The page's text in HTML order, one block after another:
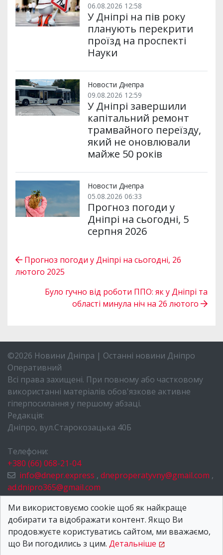
06.08.2026 12:58
У Дніпрі на пів року
планують перекрити
проїзд на проспекті
Науки
Новости Днепра
09.08.2026 12:59
У Дніпрі завершили
капітальний ремонт
трамвайного переїзду,
який не оновлювали
майже 50 років
Новости Днепра
05.08.2026 06:33
Прогноз погоди у
Дніпрі на сьогодні, 5
серпня 2026
Прогноз погоди у Дніпрі на сьогодні, 26
лютого 2025
Було гучно від роботи ППО: як у Дніпрі та
області минула ніч на 26 лютого
©2026 Новини Дніпра | Останні новини Дніпро
Оперативний
Всі права захищені. При повному або частковому
використанні матеріалів обов'язкове активне
гіперпосилання у першому абзаці.
Редакція:
Дніпро, вул.Старокозацька 40Б
Телефони:
+380 (66) 068-21-04
info@dnepr.express , dneproperatyvny@gmail.com ,
ad.dnipro365@gmail.com
НОВИНИ ДНІПРА
ПРО НАС
КОНТАКТИ
Ми використовуємо cookie щоб як найкраще
добирати та відображати контент. Якщо Ви
продовжуєте користуватись сайтом, ми вважаємо,
що Ви погодились з цим. Детальніше